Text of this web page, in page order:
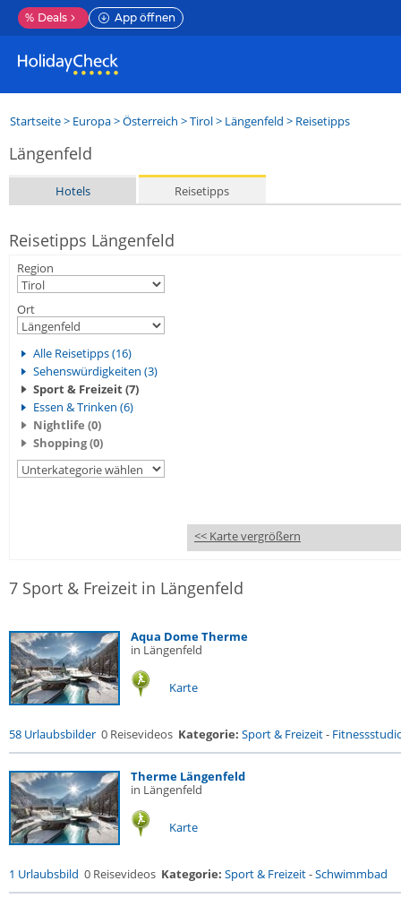
% Deals App öffnen
Startseite> Europa>Österreich >Tirol> Längenfeld > Reisetipps
Längenfeld
Hotels Reisetipps
Reisetipps Längenfeld
Region
Ort
Alle Reisetipps (16)
Sehenswürdigkeiten (3)
Sport & Freizeit (7)
Essen & Trinken (6)
Nightlife (0)
Shopping (0)
<< Karte vergrößern
7 Sport & Freizeit in Längenfeld
Aqua Dome Therme
in Längenfeld
Karte
58 Urlaubsbilder 0 Reisevideos Kategorie: Sport & Freizeit-
Therme Längenfeld
in Längenfeld
Karte
1 Urlaubsbild 0 Reisevideos Kategorie: Sport & Freizeit-Schwimmbad